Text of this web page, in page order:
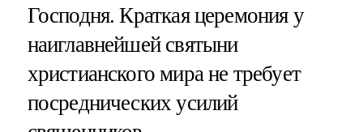
Господня. Краткая церемония у
наиглавнейшей святыни
христианского мира не требует
посреднических усилий